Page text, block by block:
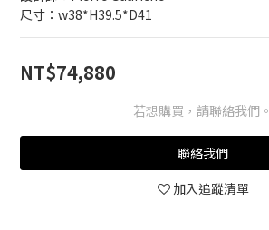
尺寸：w38*H39.5*D41
NT$74,880
若想購買，請聯絡我們。
聯絡我們
加入追蹤清單